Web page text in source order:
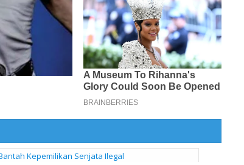
Kepemilikan Senjata Ilegal